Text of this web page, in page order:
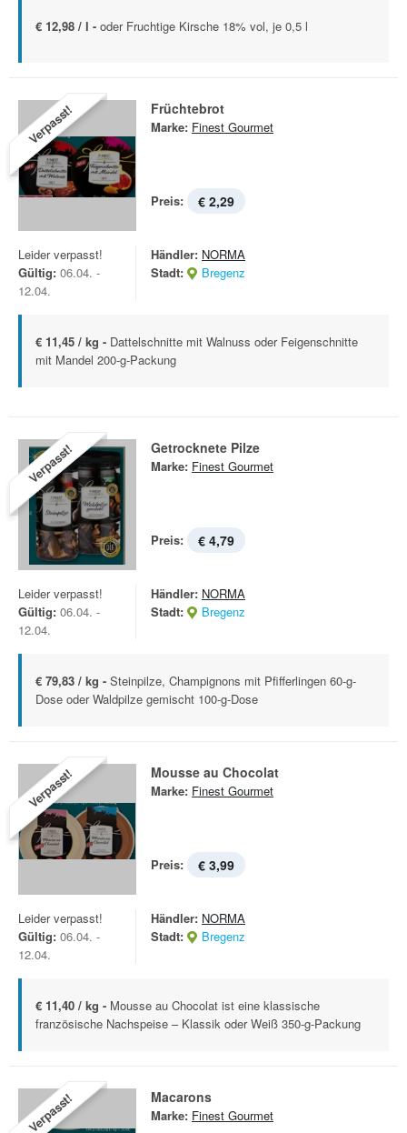
€ 12,98 / l - oder Fruchtige Kirsche 18% vol, je 0,5 l
Verpasst! Früchtebrot
Marke: Finest Gourmet
Preis: € 2,29
Leider verpasst!
Gültig: 06.04. -
12.04.
Händler: NORMA
Stadt:
Bregenz
€ 11,45 / kg - Dattelschnitte mit Walnuss oder Feigenschnitte
mit Mandel 200-g-Packung
Verpasst! Getrocknete Pilze
Marke: Finest Gourmet
Preis: € 4,79
Leider verpasst!
Gültig: 06.04. -
12.04.
Händler: NORMA
Stadt:
Bregenz
€ 79,83 / kg - Steinpilze, Champignons mit Pfifferlingen 60-g-
Dose oder Waldpilze gemischt 100-g-Dose
Verpasst! Mousse au Chocolat
Marke: Finest Gourmet
Preis: € 3,99
Leider verpasst!
Gültig: 06.04. -
12.04.
Händler: NORMA
Stadt:
Bregenz
€ 11,40 / kg - Mousse au Chocolat ist eine klassische
französische Nachspeise – Klassik oder Weiß 350-g-Packung
Verpasst! Macarons
Marke: Finest Gourmet